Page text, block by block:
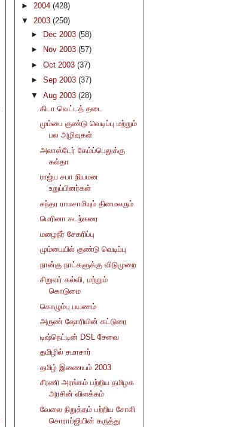
► 2004 (428)
▼ 2003 (250)
► Dec 2003 (58)
►
Nov 2003 (57)
► Oct 2003 (37)
► Sep 2003 (37)
▼ Aug 2003 (28)
கிடா வெட்டத் தடை
மும்பை குண்டு வெடிப்பு மற்றும்
பல அழிவுகள்
அலாஸ்டேர் கேம்ப்பெலுக்கு
கல்தா
ராஜ்ய சபா நியமன
உறுப்பினர்கள்
சுந்தர ராமசாமியும் தினமலரும்
மெரினா கடற்கரை
மழைநீர் சேகரிப்பு
மும்பையில் குண்டு வெடிப்பு
நான்கு நாட்களுக்கு விடுமுறை
சிறுவர் கல்வி, மற்றும்
கொடுமை
கொழும்பு பயணம்
அருண் ஷோரியின் கட்டுரை
டிஷ்நெட்டின் DSL சேவை
தமிழில் சமாசார்
தமிழ் இணையம் 2003
சீரணி அரங்கம் பற்றிய தமிழக
அரசின் விளக்கம்
வேலை நிறுத்தம் பற்றிய சோலி
சொராப்ஜியின் கருத்து